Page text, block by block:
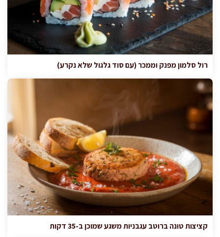
רול סלמון מפנק וממכר (עם סוד גלגול שלא נקרע)
קציצות טונה ברוטב עגבניות משגע שמוכן ב-35 דקות